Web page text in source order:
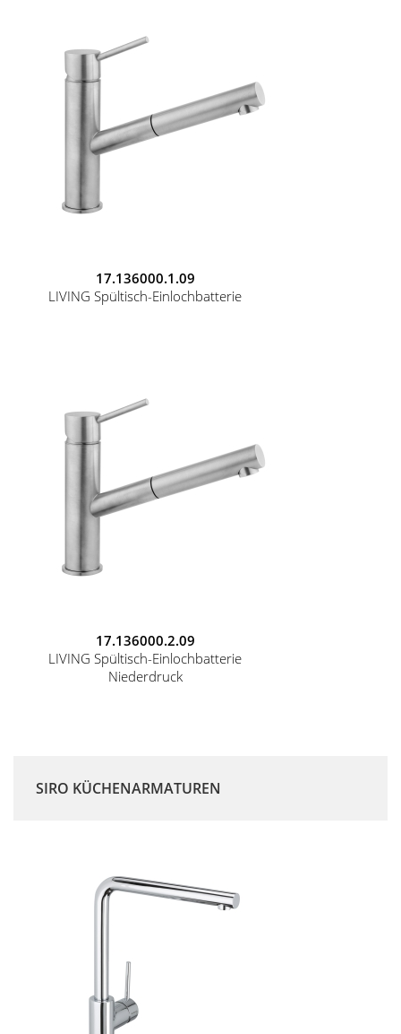
17.136000.1.09
LIVING Spültisch-Einlochbatterie
17.136000.2.09
LIVING Spültisch-Einlochbatterie
Niederdruck
SIRO KÜCHENARMATUREN